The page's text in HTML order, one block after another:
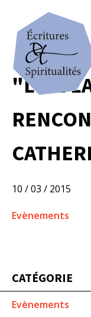
"LIRE
10 / 03 / 2015
Evènements
CATÉGORIE
Evènements